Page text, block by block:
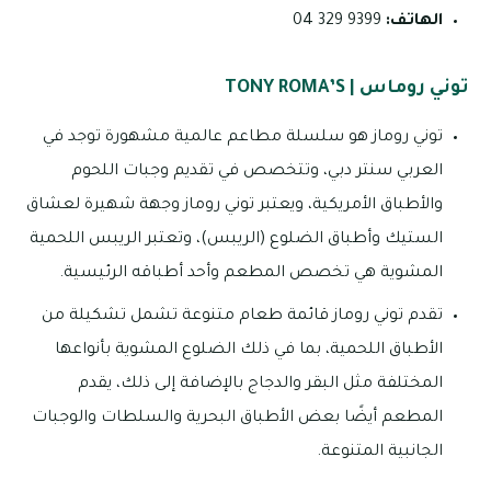
الهاتف:
توني روماس | TONY ROMA’S
توني روماز هو سلسلة مطاعم عالمية مشهورة توجد في
العربي سنتر دبي، وتتخصص في تقديم وجبات اللحوم
والأطباق الأمريكية، ويعتبر توني روماز وجهة شهيرة لعشاق
الستيك وأطباق الضلوع (الريبس)، وتعتبر الريبس اللحمية
المشوية هي تخصص المطعم وأحد أطباقه الرئيسية.
تقدم توني روماز قائمة طعام متنوعة تشمل تشكيلة من
الأطباق اللحمية، بما في ذلك الضلوع المشوية بأنواعها
المختلفة مثل البقر والدجاج بالإضافة إلى ذلك، يقدم
المطعم أيضًا بعض الأطباق البحرية والسلطات والوجبات
الجانبية المتنوعة.